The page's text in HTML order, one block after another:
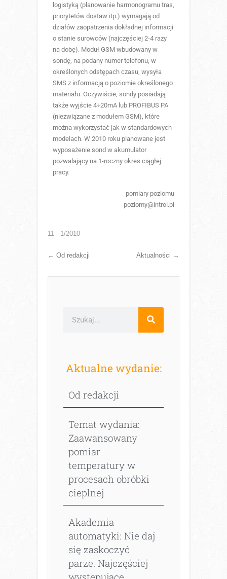
logistyką (planowanie harmonogramu tras,
priorytetów dostaw itp.) wymagają od
działów zaopatrzenia dokładnej informacji
o stanie surowców (najczęściej 2-4 razy
na dobę). Moduł GSM wbudowany w
sondę, na podany numer telefonu, w
określonych odstępach czasu, wysyła
SMS z informacją o poziomie określonego
materiału. Oczywiście, sondy posiadają
także wyjście 4÷20mA lub PROFIBUS PA
(niezwiązane z modułem GSM), które
można wykorzystać jak w standardowych
modelach. W 2010 roku planowane jest
wyposażenie sond w akumulator
pozwalający na 1-roczny okres ciągłej
pracy.
pomiary poziomu
poziomy@introl.pl
11 - 1/2010
← Od redakcji Aktualności →
Aktualne wydanie:
Od redakcji
Temat wydania:
Zaawansowany
pomiar
temperatury w
procesach obróbki
cieplnej
Akademia
automatyki: Nie daj
się zaskoczyć
parze. Najczęściej